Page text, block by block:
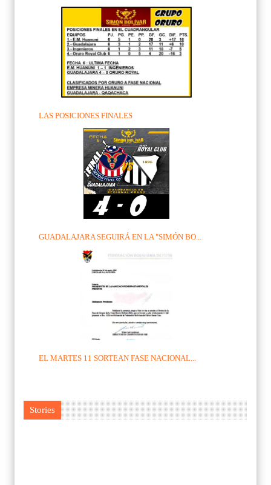
LAS POSICIONES FINALES
GUADALAJARA SEGUIRÁ EN LA "SIMÓN BO...
EL MARTES 11 SORTEAN FASE NACIONAL...
Stories